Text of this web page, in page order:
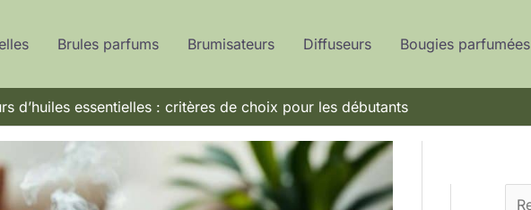
Brules parfums Brumisateurs Diffuseurs Bougies parfumées
d’huiles essentielles : critères de choix pour les débutants
e
e
c